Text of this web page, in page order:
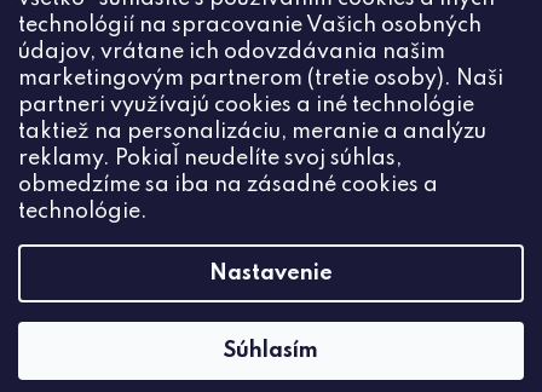
technológií na spracovanie Vašich osobných
údajov, vrátane ich odovzdávania našim
marketingovým partnerom (tretie osoby). Naši
partneri využívajú cookies a iné technológie
taktiež na personalizáciu, meranie a analýzu
reklamy. Pokiaľ neudelíte svoj súhlas,
obmedzíme sa iba na zásadné cookies a
technológie.
Nastavenie
Súhlasím
info @ceske-koralky.sk
+420774444191